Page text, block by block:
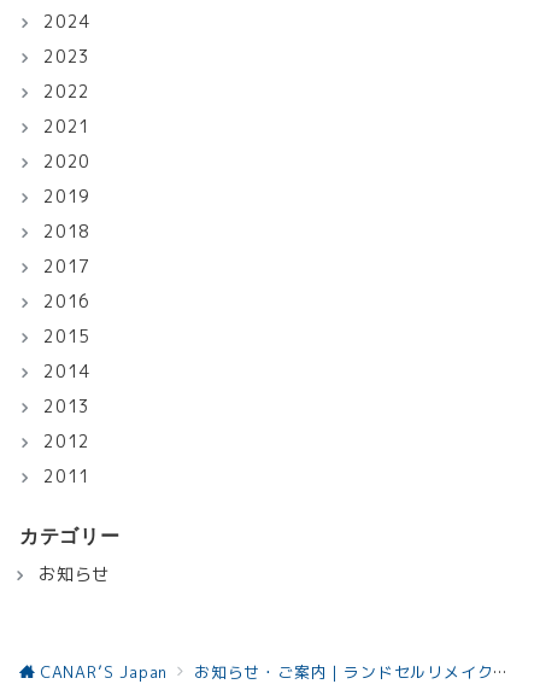
2024
2023
2022
2021
2020
2019
2018
2017
2016
2015
2014
2013
2012
2011
カテゴリー
お知らせ
CANAR’S Japan お知らせ・ご案内｜ランドセルリメイクと革製品の最新情報お知らせ